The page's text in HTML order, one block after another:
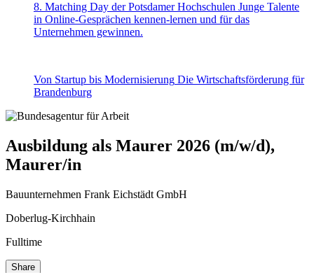
8. Matching Day der Potsdamer Hochschulen Junge Talente
in Online-Gesprächen kennen-lernen und für das
Unternehmen gewinnen.
Von Startup bis Modernisierung Die Wirtschaftsförderung für
Brandenburg
Ausbildung als Maurer 2026 (m/w/d),
Maurer/in
Bauunternehmen Frank Eichstädt GmbH
Doberlug-Kirchhain
Fulltime
Share